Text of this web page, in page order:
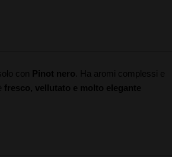
con Pinot nero . Ha aromi complessi e
fresco, vellutato e molto elegante